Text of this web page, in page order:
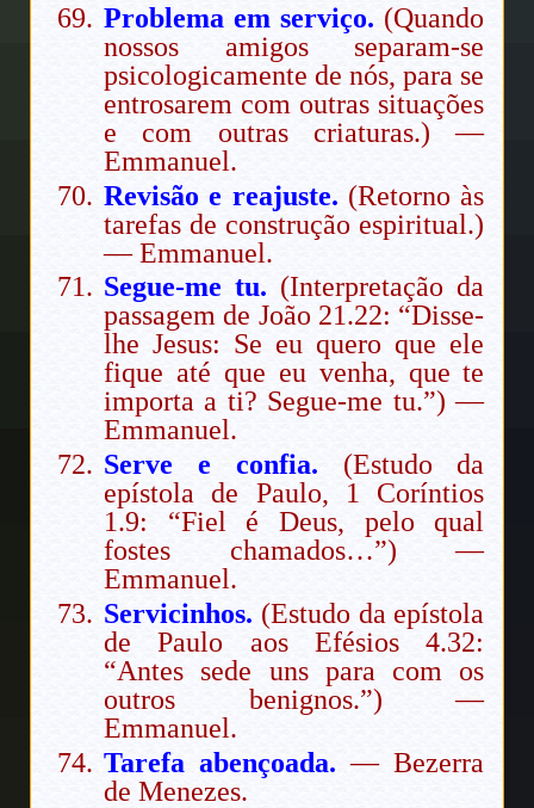
Problema em serviço. (Quando
nossos amigos separam-se
psicologicamente de nós, para se
entrosarem com outras situações
e com outras criaturas.) —
Emmanuel.
Revisão e reajuste. (Retorno às
tarefas de construção espiritual.)
— Emmanuel.
Segue-me tu. (Interpretação da
passagem de João 21.22: “Disse-
lhe Jesus: Se eu quero que ele
fique até que eu venha, que te
importa a ti? Segue-me tu.”) —
Emmanuel.
Serve e confia. (Estudo da
epístola de Paulo, 1 Coríntios
1.9: “Fiel é Deus, pelo qual
fostes chamados…”) —
Emmanuel.
Servicinhos. (Estudo da epístola
de Paulo aos Efésios 4.32:
“Antes sede uns para com os
outros benignos.”) —
Emmanuel.
Tarefa abençoada. — Bezerra
de Menezes.